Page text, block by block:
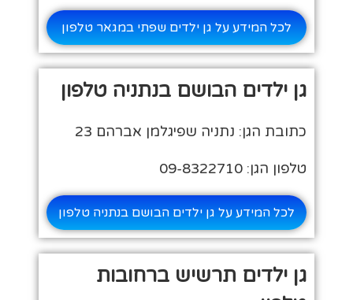
לכל המידע על גן ילדים שפתי במגאר טלפון
גן ילדים הבושם בנתניה טלפון
כתובת הגן: נתניה שפיגלמן אברהם 23
טלפון הגן: 09-8322710
לכל המידע על גן ילדים הבושם בנתניה טלפון
גן ילדים תרשיש ברחובות